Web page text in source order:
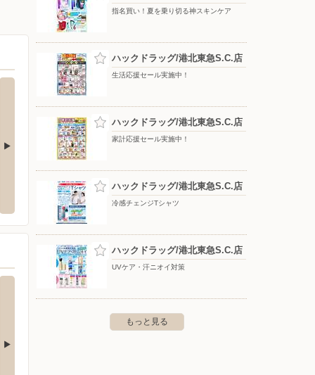
ール港北店
都筑区中川中央1-31-1 〒201-0005 東京都狛江市岩戸南2-4-3
指名買い！夏を乗り切る神スキンケア
ハックドラッグ/港北東急S.C.店
生活応援セール実施中！
ハックドラッグ/港北東急S.C.店
家計応援セール実施中！
ハックドラッグ/港北東急S.C.店
冷感チェンジTシャツ
ハックドラッグ/港北東急S.C.店
UVケア・汗ニオイ対策
もっと見る